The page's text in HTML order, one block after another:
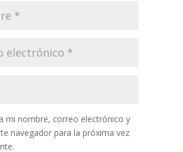
mi nombre, correo electrónico y
navegador para la próxima vez